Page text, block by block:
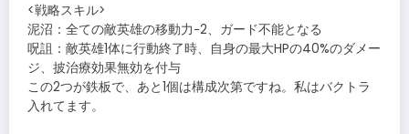
<戦略スキル>
泥沼：全ての敵英雄の移動力−2、ガード不能となる
呪詛：敵英雄1体に行動終了時、自身の最大HPの40%のダメー
ジ、披治療効果無効を付与
この2つが鉄板で、あと1個は構成次第ですね。私はバクトラ
入れてます。